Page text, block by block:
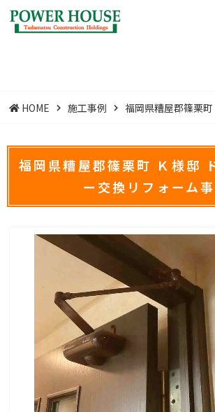
HOME 施工事例 福岡県糟屋郡篠栗
福岡県糟屋郡篠栗町 Ｋ様邸
ー交換リフォーム